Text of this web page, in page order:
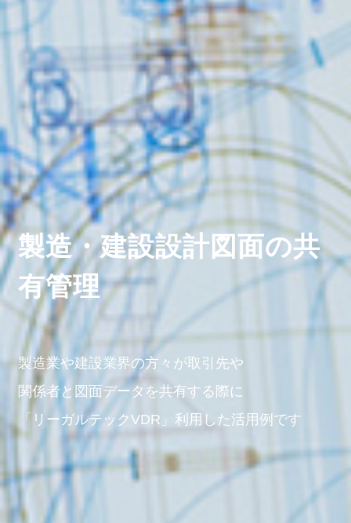
製造・建設設計図面の共
有管理
製造業や建設業界の方々が取引先や
関係者と図面データを共有する際に
「リーガルテックVDR」利用した活用例です